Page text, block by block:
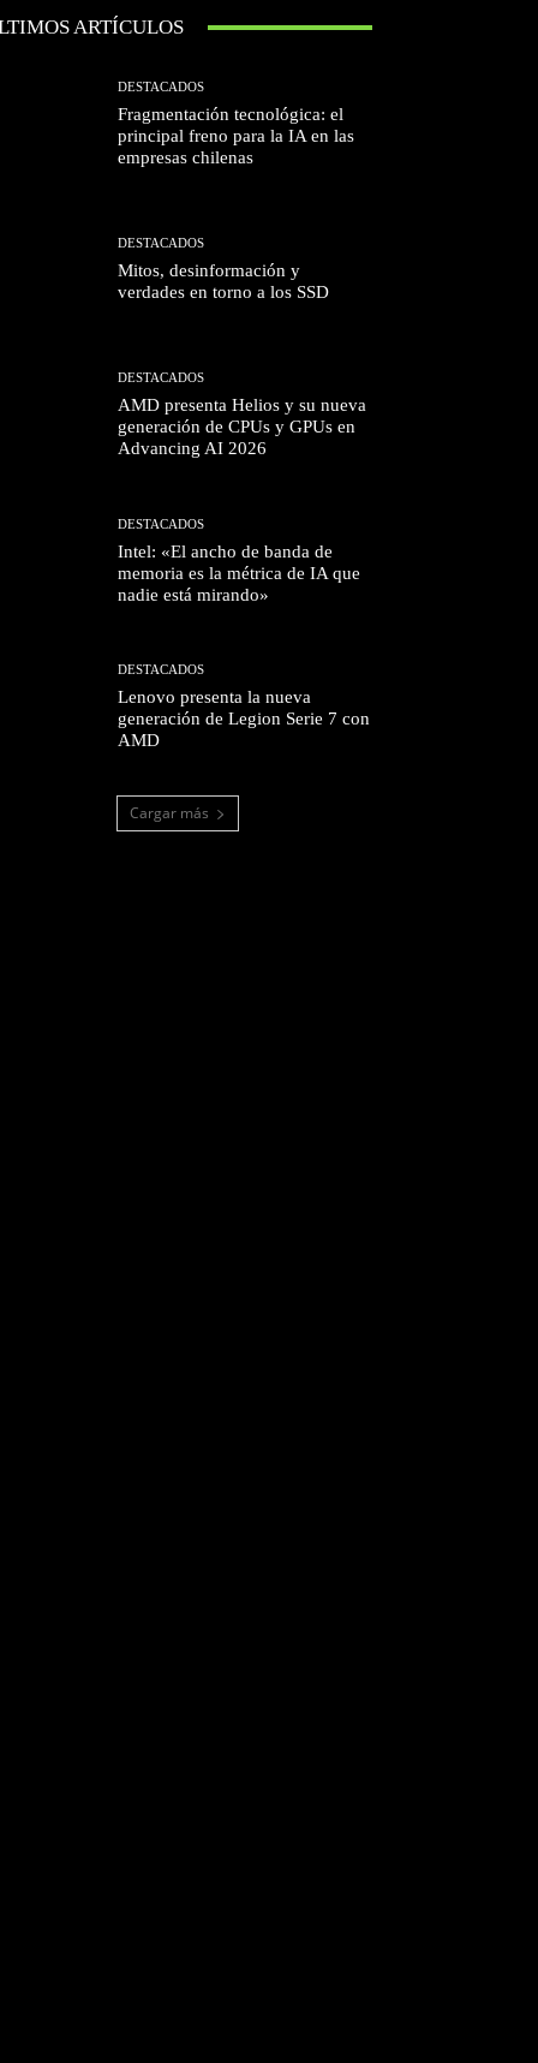
ARTÍCULOS
DESTACADOS
Fragmentación tecnológica: el
principal freno para la IA en las
empresas chilenas
DESTACADOS
Mitos, desinformación y
verdades en torno a los SSD
DESTACADOS
AMD presenta Helios y su nueva
generación de CPUs y GPUs en
Advancing AI 2026
DESTACADOS
Intel: «El ancho de banda de
memoria es la métrica de IA que
nadie está mirando»
DESTACADOS
Lenovo presenta la nueva
generación de Legion Serie 7 con
AMD
Cargar más